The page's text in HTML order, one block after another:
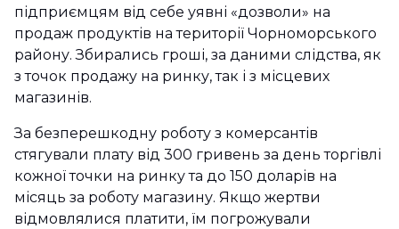
підприємцям від себе уявні «дозволи» на
продаж продуктів на території Чорноморського
району. Збирались гроші, за даними слідства, як
з точок продажу на ринку, так і з місцевих
магазинів.
За безперешкодну роботу з комерсантів
стягували плату від 300 гривень за день торгівлі
кожної точки на ринку та до 150 доларів на
місяць за роботу магазину. Якщо жертви
відмовлялися платити, їм погрожували